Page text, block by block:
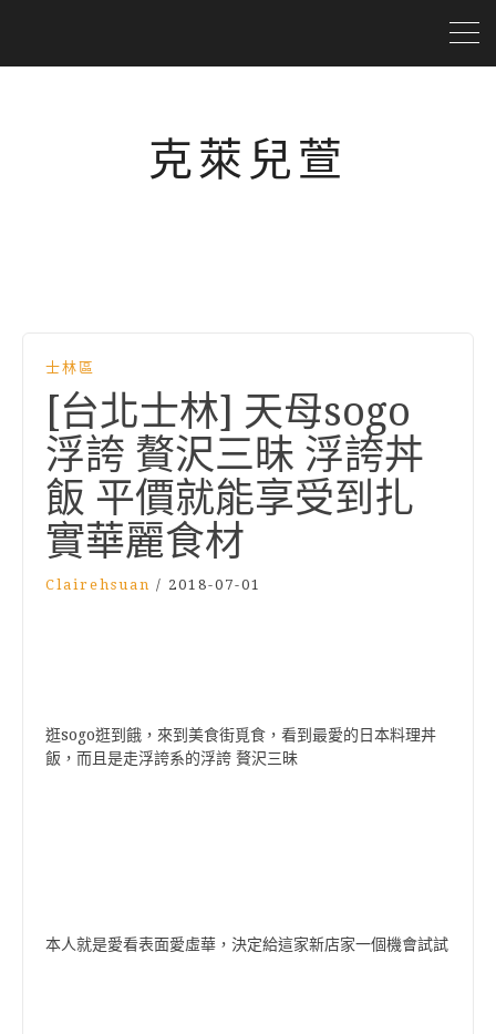
克萊兒萱
士林區
[台北士林] 天母sogo
浮誇 贅沢三昧 浮誇丼
飯 平價就能享受到扎
實華麗食材
Clairehsuan / 2018-07-01
逛sogo逛到餓，來到美食街覓食，看到最愛的日本料理丼
飯，而且是走浮誇系的浮誇 贅沢三昧
本人就是愛看表面愛虛華，決定給這家新店家一個機會試試